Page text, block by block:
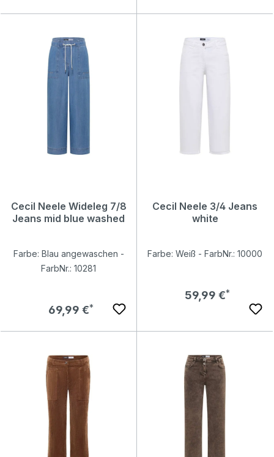
Cecil Neele Wideleg 7/8
Jeans mid blue washed
Farbe: Blau angewaschen -
FarbNr.: 10281
Regulärer Preis:
69,99 €
Cecil Neele 3/4 Jeans
white
Farbe: Weiß - FarbNr.: 10000
Regulärer Preis:
59,99 €